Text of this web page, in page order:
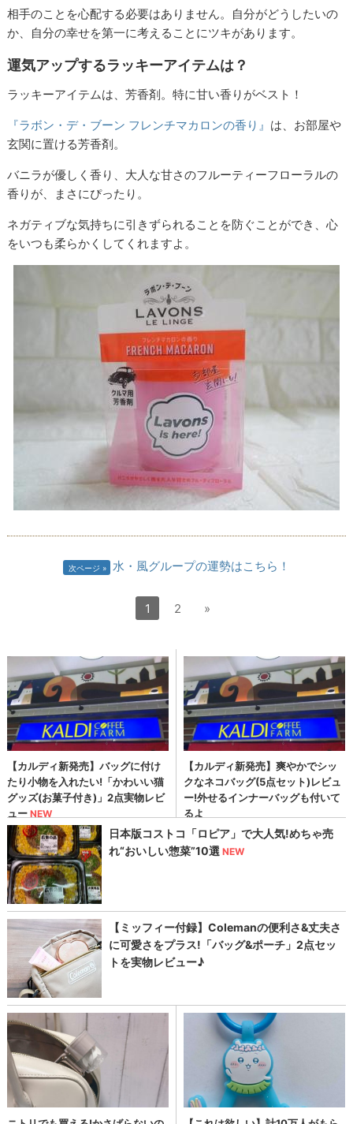
相手のことを心配する必要はありません。自分がどうしたいの
か、自分の幸せを第一に考えることにツキがあります。
運気アップするラッキーアイテムは？
ラッキーアイテムは、芳香剤。特に甘い香りがベスト！
『ラボン・デ・ブーン フレンチマカロンの香り』 は、お部屋や
玄関に置ける芳香剤。
バニラが優しく香り、大人な甘さのフルーティーフローラルの
香りが、まさにぴったり。
ネガティブな気持ちに引きずられることを防ぐことができ、心
をいつも柔らかくしてくれますよ。
次ページ 水・風グループの運勢はこちら！
1 2 »